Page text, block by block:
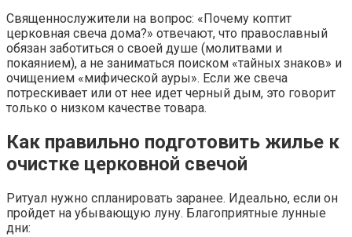
Священнослужители на вопрос: «Почему коптит
церковная свеча дома?» отвечают, что православный
обязан заботиться о своей душе (молитвами и
покаянием), а не заниматься поиском «тайных знаков» и
очищением «мифической ауры». Если же свеча
потрескивает или от нее идет черный дым, это говорит
только о низком качестве товара.
Как правильно подготовить жилье к
очистке церковной свечой
Ритуал нужно спланировать заранее. Идеально, если он
пройдет на убывающую луну. Благоприятные лунные
дни: